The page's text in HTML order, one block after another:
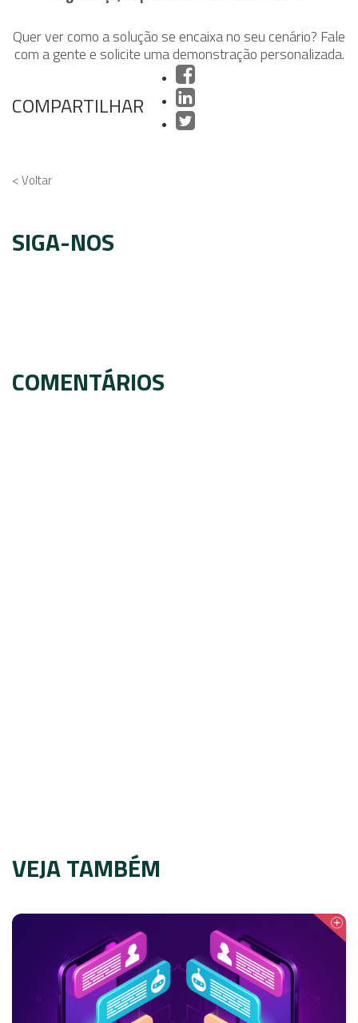
Quer ver como a solução se encaixa no seu cenário? Fale
com a gente e solicite uma demonstração personalizada.
COMPARTILHAR
< Voltar
SIGA-NOS
COMENTÁRIOS
VEJA TAMBÉM